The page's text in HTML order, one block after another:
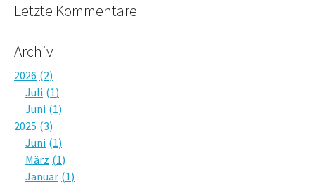
Letzte Kommentare
Archiv
2026 2
Juli 1
Juni 1
2025 3
Juni 1
März 1
Januar 1